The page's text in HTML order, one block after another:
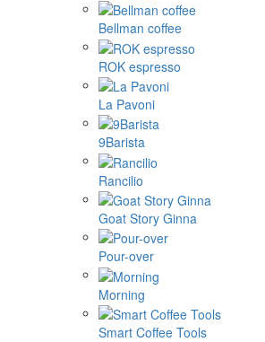
Bellman coffee
ROK espresso
La Pavoni
9Barista
Rancilio
Goat Story Ginna
Pour-over
Morning
Smart Coffee Tools